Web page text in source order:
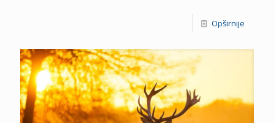
Opširnije